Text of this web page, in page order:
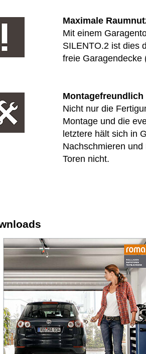
Maximale
Mit einem
SILENTO.2 ist dies
freie Garagendecke
Nicht nur die
Montage und die
letztere hält sich in
Nachschmieren
Toren nicht.